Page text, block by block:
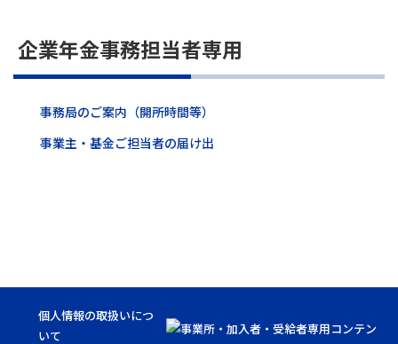
企業年金事務担当者専用
事務局のご案内（開所時間等）
事業主・基金ご担当者の届け出
個人情報の取扱いにつ
いて